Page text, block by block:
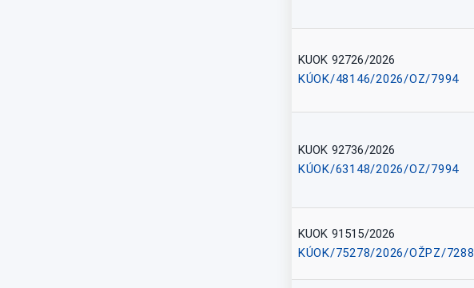
KUOK 92726/2026
KÚOK/48146/2026/OZ/7994
KUOK 92736/2026
KÚOK/63148/2026/OZ/7994
KUOK 91515/2026
KÚOK/75278/2026/OŽPZ/7288